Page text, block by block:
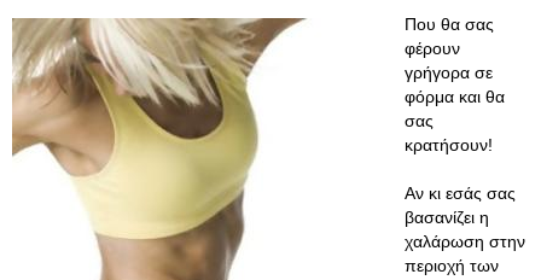
Που θα σας
φέρουν
γρήγορα σε
φόρμα και θα
σας
κρατήσουν!
Αν κι εσάς σας
βασανίζει η
χαλάρωση στην
περιοχή των